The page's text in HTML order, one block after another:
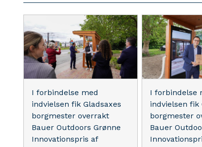
I forbindelse med
indvielsen fik Gladsaxes
borgmester overrakt
Bauer Outdoors Grønne
Innovationspris af
I forbindelse
indvielsen fik
borgmester
Bauer